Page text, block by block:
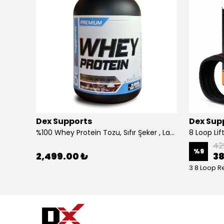
Dex Supports
%100 Whey Protein Tozu, Sıfır Şeker , Laktaz Enzimi 30 Servis
2,499.00 ₺
Dex
8 Loop
%9
3 8 Loop